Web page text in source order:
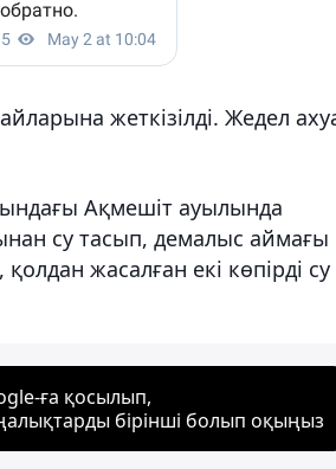
жеткізілді. Жедел
Ақмешіт ауылында
су тасып, демалыс аймағы
жасалған екі көпірді су
ға қосылып,
бірінші болып оқыңыз